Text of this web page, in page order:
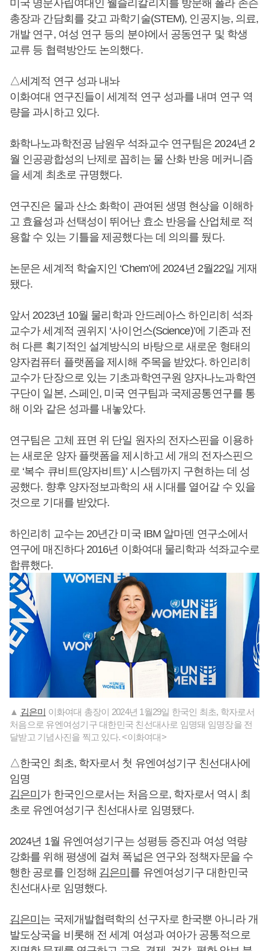
미국 명문사립여대인 웰슬리칼리지를 방문해 폴라 존슨
총장과 간담회를 갖고 과학기술(STEM), 인공지능, 의료,
개발 연구, 여성 연구 등의 분야에서 공동연구 및 학생
교류 등 협력방안도 논의했다.
△세계적 연구 성과 내놔
이화여대 연구진들이 세계적 연구 성과를 내며 연구 역
량을 과시하고 있다.
화학나노과학전공 남원우 석좌교수 연구팀은 2024년 2
월 인공광합성의 난제로 꼽히는 물 산화 반응 메커니즘
을 세계 최초로 규명했다.
연구진은 물과 산소 화학이 관여된 생명 현상을 이해하
고 효율성과 선택성이 뛰어난 효소 반응을 산업체로 적
용할 수 있는 기틀을 제공했다는 데 의의를 뒀다.
논문은 세계적 학술지인 ‘Chem’에 2024년 2월22일 게재
됐다.
앞서 2023년 10월 물리학과 안드레아스 하인리히 석좌
교수가 세계적 권위지 ‘사이언스(Science)’에 기존과 전
혀 다른 획기적인 설계방식의 바탕으로 새로운 형태의
양자컴퓨터 플랫폼을 제시해 주목을 받았다. 하인리히
교수가 단장으로 있는 기초과학연구원 양자나노과학연
구단이 일본, 스페인, 미국 연구팀과 국제공통연구를 통
해 이와 같은 성과를 내놓았다.
연구팀은 고체 표면 위 단일 원자의 전자스핀을 이용하
는 새로운 양자 플랫폼을 제시하고 세 개의 전자스핀으
로 ‘복수 큐비트(양자비트)’ 시스템까지 구현하는 데 성
공했다. 향후 양자정보과학의 새 시대를 열어갈 수 있을
것으로 기대를 받았다.
하인리히 교수는 20년간 미국 IBM 알마덴 연구소에서
연구에 매진하다 2016년 이화여대 물리학과 석좌교수로
합류했다.
▲ 김은미 이화여대 총장이 2024년 1월29일 한국인 최초, 학자로서
처음으로 유엔여성기구 대한민국 친선대사로 임명돼 임명장을 전
달받고 기념사진을 찍고 있다. <이화여대>
△한국인 최초, 학자로서 첫 유엔여성기구 친선대사에
임명
김은미 가 한국인으로서는 처음으로, 학자로서 역시 최
초로 유엔여성기구 친선대사로 임명됐다.
2024년 1월 유엔여성기구는 성평등 증진과 여성 역량
강화를 위해 평생에 걸쳐 폭넓은 연구와 정책자문을 수
행한 공로를 인정해 김은미 를 유엔여성기구 대한민국
친선대사로 임명했다.
김은미 는 국제개발협력학의 선구자로 한국뿐 아니라 개
발도상국을 비롯해 전 세계 여성과 여아가 공통적으로